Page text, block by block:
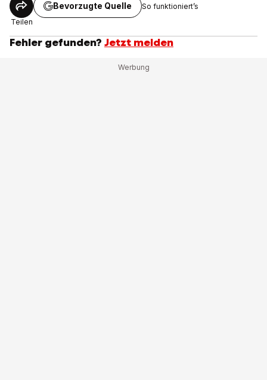
Teilen
Bevorzugte Quelle So funktioniert’s
Fehler gefunden? Jetzt melden